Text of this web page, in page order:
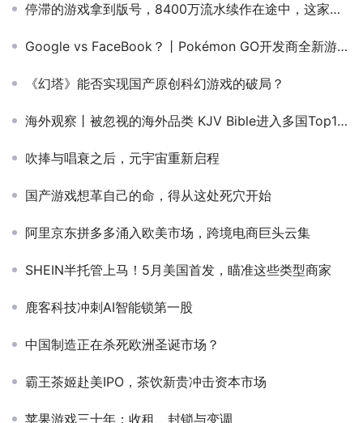
停滞的游戏拿到版号，8400万流水续作在途中，这家公司面临抉择
Google vs FaceBook？丨Pokémon GO开发商全新游戏链接比特币！
《幻塔》能否实现国产原创科幻游戏的破局？
海外观察丨被忽视的海外品类 KJV Bible进入多国Top100榜单
吹捧与唱衰之后，元宇宙重新启程
国产游戏想革自己的命，得从这处死穴开始
阿里京东拼多多涌入欧美市场，跨境电商巨头云集
SHEIN半托管上马！5月美国首发，瞄准这些类型商家
鹿客科技冲刺AI智能锁第一股
中国制造正在杀死欧洲圣诞市场？
霸王茶姬赴美IPO，茶饮新贵冲击资本市场
苹果游戏三十年：收租、封锁与变调